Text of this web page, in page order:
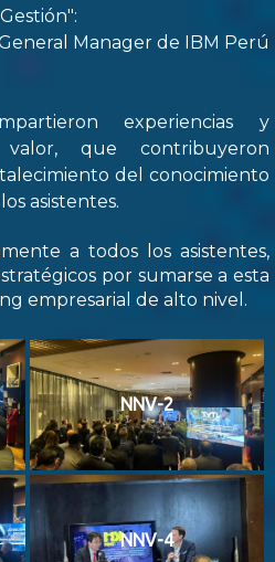
Manager de IBM Perú
experiencias y
que contribuyeron
del conocimiento
asistentes.
a todos los asistentes,
por sumarse a esta
empresarial de alto nivel.
NNV-2
NNV-4